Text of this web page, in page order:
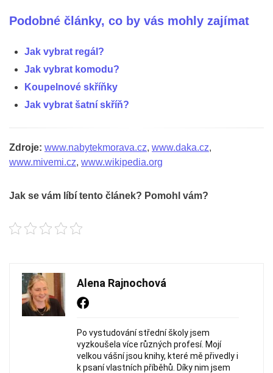
Podobné články, co by vás mohly zajímat
Jak vybrat regál?
Jak vybrat komodu?
Koupelnové skříňky
Jak vybrat šatní skříň?
Zdroje: www.nabytekmorava.cz, www.daka.cz,
www.mivemi.cz, www.wikipedia.org
Jak se vám líbí tento článek? Pomohl vám?
Alena Rajnochová
Po vystudování střední školy jsem
vyzkoušela více různých profesí. Mojí
velkou vášní jsou knihy, které mě přivedly i
k psaní vlastních příběhů. Díky nim jsem